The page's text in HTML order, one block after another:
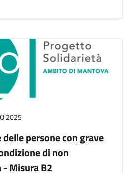
2025
persone con grave
di non
Misura B2